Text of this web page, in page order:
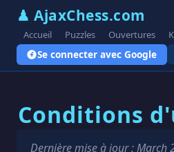
♟ AjaxChess.com
Accueil Puzzles Ouvertures
Se connecter avec Google
Conditions
Dernière mise à jour : March